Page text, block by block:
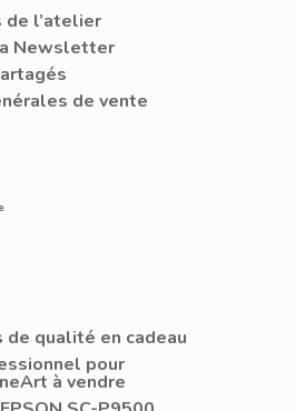
de l’atelier
Newsletter
de vente
de qualité en cadeau
pour
à vendre